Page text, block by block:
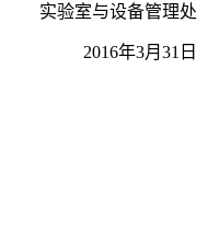
实验室与设备管理处
2016年3月31日